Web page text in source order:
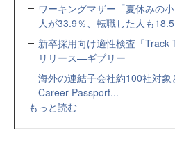
ワーキングマザー「夏休みの
人が33.9％、転職した人も
新卒採用向け適性検査「Track
リリース—ギブリー
海外の連結子会社約100社対
Career Passport...
もっと読む